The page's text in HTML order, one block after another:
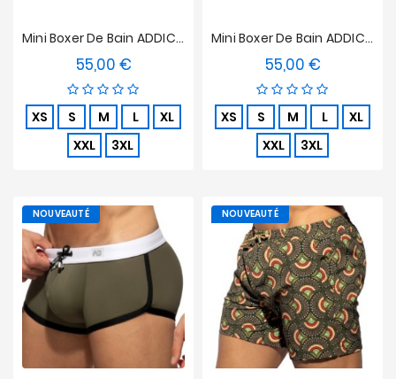
Mini Boxer De Bain ADDICTED Plain Swim - Beige
55,00 €Prix
XS S M L
XL
XXL
3XL
Mini Boxer De Bain ADDICTED Plain Swim - Camouflage
55,00 €Prix
XS S M L
XL
XXL
3XL
NOUVEAUTÉ NOUVEAUTÉ